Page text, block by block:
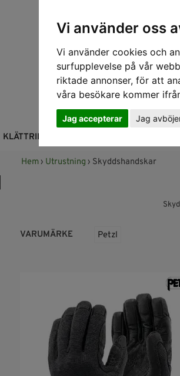
Vi använder oss
Vi använder cookies och
surfupplevelse på vår
riktade annonser, för att
våra besökare kommer
Jag accepterar Jag
KLÄTTRING
Hem› Utrustning › Skyddshandskar
VARUMÄRKE Petzl